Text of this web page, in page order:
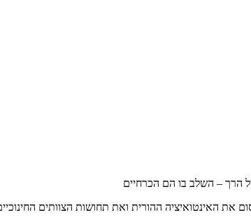
הרך – השלב בו הם הכרחיים
את האינטואיציה ההורית ואת תחושות הצוותים